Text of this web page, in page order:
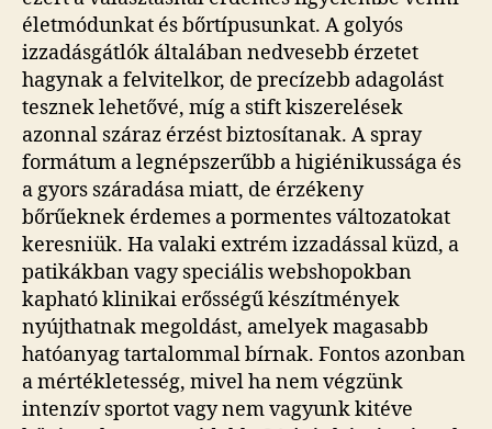
életmódunkat és bőrtípusunkat. A golyós
izzadásgátlók általában nedvesebb érzetet
hagynak a felvitelkor, de precízebb adagolást
tesznek lehetővé, míg a stift kiszerelések
azonnal száraz érzést biztosítanak. A spray
formátum a legnépszerűbb a higiénikussága és
a gyors száradása miatt, de érzékeny
bőrűeknek érdemes a pormentes változatokat
keresniük. Ha valaki extrém izzadással küzd, a
patikákban vagy speciális webshopokban
kapható klinikai erősségű készítmények
nyújthatnak megoldást, amelyek magasabb
hatóanyag tartalommal bírnak. Fontos azonban
a mértékletesség, mivel ha nem végzünk
intenzív sportot vagy nem vagyunk kitéve